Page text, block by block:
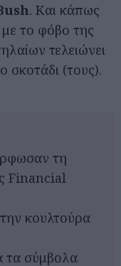
. Και κάπως
με το φόβο της
τελειώνει
σκοτάδι (τους).
τη
Financial
κουλτούρα
τα σύμβολα